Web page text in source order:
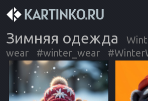
Зимняя одежда
wear
#winter_wear